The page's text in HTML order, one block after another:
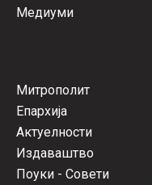
Медиуми
Митрополит
Епархија
Актуелности
Издаваштво
Поуки - Совети